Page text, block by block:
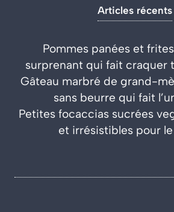
Articles récents
Pommes panées et
surprenant qui fait craquer
Gâteau marbré de grand-
sans beurre qui fait
Petites focaccias sucrées
et irrésistibles pour